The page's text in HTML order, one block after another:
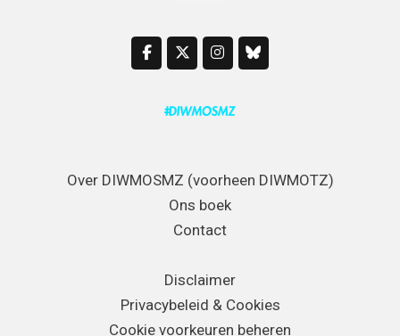
Over DIWMOSMZ (voorheen DIWMOTZ)
Ons boek
Contact
Disclaimer
Privacybeleid & Cookies
Cookie voorkeuren beheren